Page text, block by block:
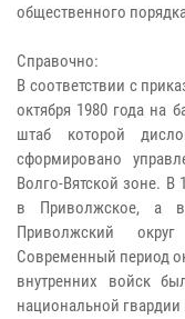
общественного
Справочно:
В соответствии с
октября 1980 года на
штаб которой
сформировано
Волго-Вятской зоне. В
в Приволжское, а в
Приволжский
Современный период
внутренних войск
национальной